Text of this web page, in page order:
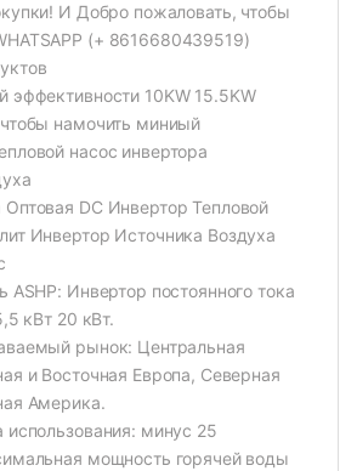
И Добро пожаловать, чтобы
(+ 8616680439519)
эффективности 10KW 15.5KW
чтобы намочить миниый
насос инвертора
DC Инвертор Тепловой
Инвертор Источника Воздуха
ASHP: Инвертор постоянного тока
кВт 20 кВт.
рынок: Центральная
и Восточная Европа, Северная
Америка.
использования: минус 25
мощность горячей воды